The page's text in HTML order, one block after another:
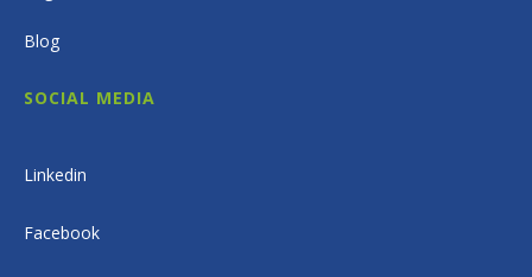
Blog
SOCIAL MEDIA
Linkedin
Facebook